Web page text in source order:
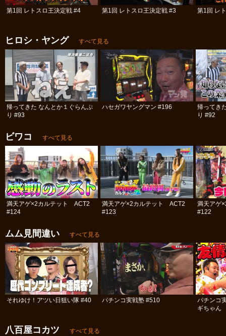
第1回 レトスロ王決定戦 #4 第1回 レトスロ王決定戦 #3 第1回 レ
ヒロシ・ヤング すべて見る
帰ってきた なんとか１ぐらんぷ
り #93
ハセガワヤングマン #196
帰ってき
り #92
ビワコ すべて見る
満天アゲ×2カルテット ACT2
#124
満天アゲ×2カルテット ACT2
#123
満天アゲ
#122
ムム見間違い すべて見る
それゆけ！アツい日狙い隊 #40 パチンコ実戦塾 #510
パチンコ
ギちゃん
八百屋コカツ すべて見る